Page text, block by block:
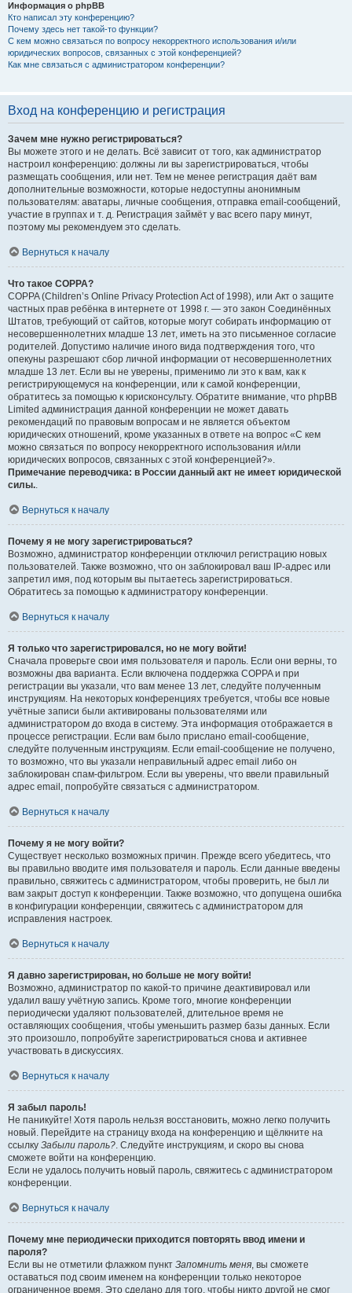
Информация о phpBB
Кто написал эту конференцию?
Почему здесь нет такой-то функции?
С кем можно связаться по вопросу некорректного использования и/или
юридических вопросов, связанных с этой конференцией?
Как мне связаться с администратором конференции?
Вход на конференцию и регистрация
Зачем мне нужно регистрироваться?
Вы можете этого и не делать. Всё зависит от того, как администратор
настроил конференцию: должны ли вы зарегистрироваться, чтобы
размещать сообщения, или нет. Тем не менее регистрация даёт вам
дополнительные возможности, которые недоступны анонимным
пользователям: аватары, личные сообщения, отправка email-сообщений,
участие в группах и т. д. Регистрация займёт у вас всего пару минут,
поэтому мы рекомендуем это сделать.
Вернуться к началу
Что такое COPPA?
COPPA (Children’s Online Privacy Protection Act of 1998), или Акт о защите
частных прав ребёнка в интернете от 1998 г. — это закон Соединённых
Штатов, требующий от сайтов, которые могут собирать информацию от
несовершеннолетних младше 13 лет, иметь на это письменное согласие
родителей. Допустимо наличие иного вида подтверждения того, что
опекуны разрешают сбор личной информации от несовершеннолетних
младше 13 лет. Если вы не уверены, применимо ли это к вам, как к
регистрирующемуся на конференции, или к самой конференции,
обратитесь за помощью к юрисконсульту. Обратите внимание, что phpBB
Limited администрация данной конференции не может давать
рекомендаций по правовым вопросам и не является объектом
юридических отношений, кроме указанных в ответе на вопрос «С кем
можно связаться по вопросу некорректного использования и/или
юридических вопросов, связанных с этой конференцией?».
Примечание переводчика: в России данный акт не имеет юридической
силы..
Вернуться к началу
Почему я не могу зарегистрироваться?
Возможно, администратор конференции отключил регистрацию новых
пользователей. Также возможно, что он заблокировал ваш IP-адрес или
запретил имя, под которым вы пытаетесь зарегистрироваться.
Обратитесь за помощью к администратору конференции.
Вернуться к началу
Я только что зарегистрировался, но не могу войти!
Сначала проверьте свои имя пользователя и пароль. Если они верны, то
возможны два варианта. Если включена поддержка COPPA и при
регистрации вы указали, что вам менее 13 лет, следуйте полученным
инструкциям. На некоторых конференциях требуется, чтобы все новые
учётные записи были активированы пользователями или
администратором до входа в систему. Эта информация отображается в
процессе регистрации. Если вам было прислано email-сообщение,
следуйте полученным инструкциям. Если email-сообщение не получено,
то возможно, что вы указали неправильный адрес email либо он
заблокирован спам-фильтром. Если вы уверены, что ввели правильный
адрес email, попробуйте связаться с администратором.
Вернуться к началу
Почему я не могу войти?
Существует несколько возможных причин. Прежде всего убедитесь, что
вы правильно вводите имя пользователя и пароль. Если данные введены
правильно, свяжитесь с администратором, чтобы проверить, не был ли
вам закрыт доступ к конференции. Также возможно, что допущена ошибка
в конфигурации конференции, свяжитесь с администратором для
исправления настроек.
Вернуться к началу
Я давно зарегистрирован, но больше не могу войти!
Возможно, администратор по какой-то причине деактивировал или
удалил вашу учётную запись. Кроме того, многие конференции
периодически удаляют пользователей, длительное время не
оставляющих сообщения, чтобы уменьшить размер базы данных. Если
это произошло, попробуйте зарегистрироваться снова и активнее
участвовать в дискуссиях.
Вернуться к началу
Я забыл пароль!
Не паникуйте! Хотя пароль нельзя восстановить, можно легко получить
новый. Перейдите на страницу входа на конференцию и щёлкните на
ссылку Забыли пароль?. Следуйте инструкциям, и скоро вы снова
сможете войти на конференцию.
Если не удалось получить новый пароль, свяжитесь с администратором
конференции.
Вернуться к началу
Почему мне периодически приходится повторять ввод имени и
пароля?
Если вы не отметили флажком пункт Запомнить меня, вы сможете
оставаться под своим именем на конференции только некоторое
ограниченное время. Это сделано для того, чтобы никто другой не смог